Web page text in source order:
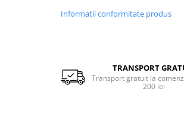
Sosete termiceInformatii conformitate produs
TRANSPORT
Transport gratuit la
200 lei